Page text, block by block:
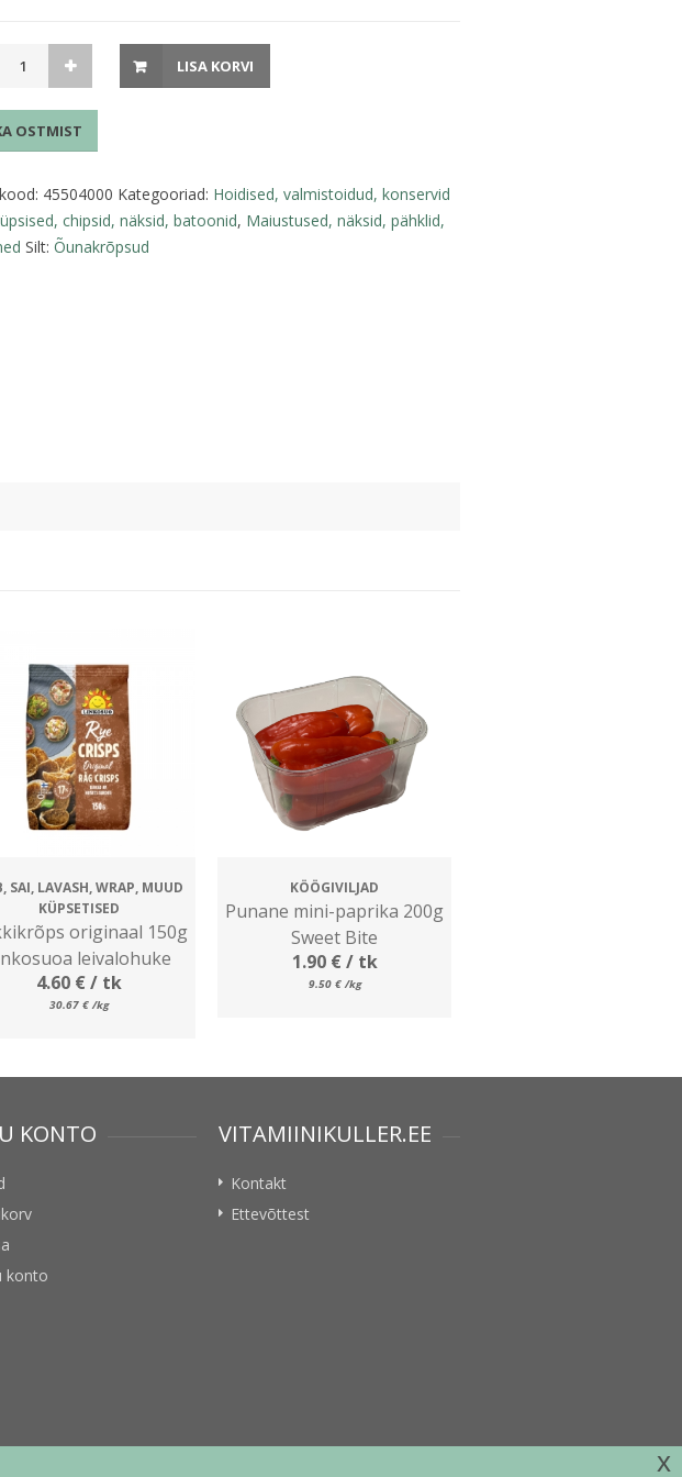
x
LISA KORVI
OSTMIST
45504000 Kategooriad: Hoidised, valmistoidud, konservid
chipsid, näksid, batoonid, Maiustused, näksid, pähklid,
Silt: Õunakrõpsud
SAI, LAVASH, WRAP, MUUD
KÜPSETISED
originaal 150g
leivalohuke
4.60 €/ tk
30.67 € /kg
KÖÖGIVILJAD
Punane mini-paprika 200g
Sweet Bite
1.90 €/ tk
9.50 € /kg
KONTO
konto
VITAMIINIKULLER.EE
Kontakt
Ettevõttest